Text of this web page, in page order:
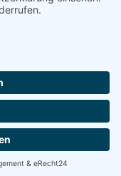
Hände e.V.|